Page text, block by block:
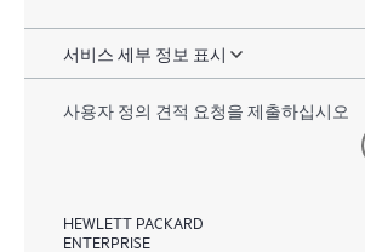
서비스 세부 정보 표시
사용자 정의 견적 요청을 제출하십시오
HEWLETT PACKARD
ENTERPRISE